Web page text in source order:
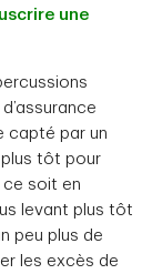
une
capté par un
tôt pour
ce soit en
levant plus tôt
peu plus de
les excès de